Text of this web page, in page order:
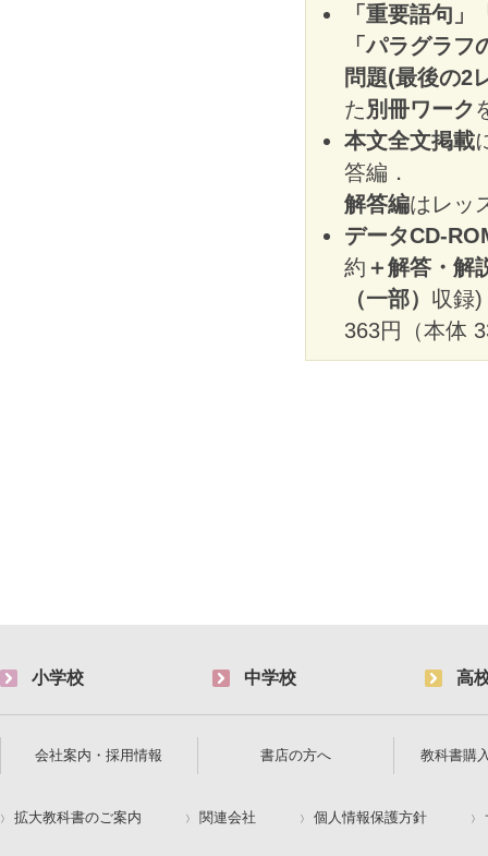
「重要語句
「パラグラフ
問題(最後の2
た別冊ワーク
本文全文掲載
答編．
解答編はレッ
データCD-
約 ＋解答・解
（一部） 収録)
363円（本体
小学校 中学校 高
会社案内・採用情報 書店の方へ 教科書購
拡大教科書のご案内 関連会社 個人情報保護方針